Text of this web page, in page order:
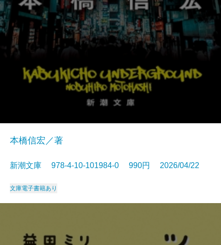
本橋信宏／著
新潮文庫 978-4-10-101984-0 990円 2026/04/22
文庫電子書籍あり